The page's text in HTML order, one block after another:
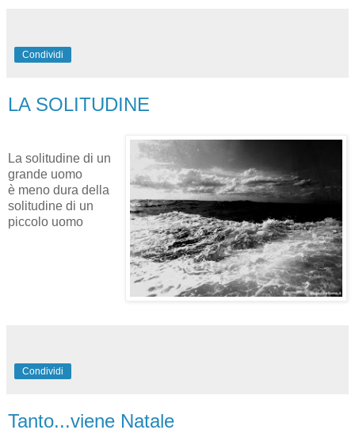
Condividi
LA SOLITUDINE
La solitudine di un
grande uomo
è meno dura della
solitudine di un
piccolo uomo
Condividi
Tanto...viene Natale